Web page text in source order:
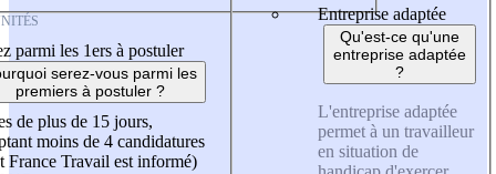
parmi les 1ers à postuler
serez-vous parmi les
premiers à postuler ?
de plus de 15 jours,
moins de 4 candidatures
France Travail est informé)
Entreprise adaptée
Qu'est-ce qu'une
entreprise adaptée
?
L'entreprise adaptée
permet à un travailleur
en situation de